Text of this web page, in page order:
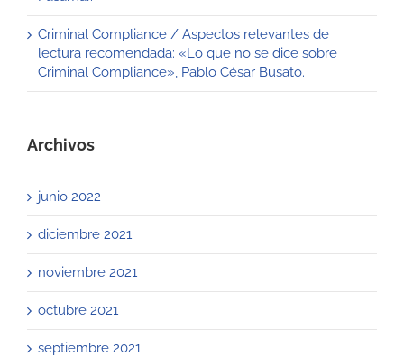
Criminal Compliance / Aspectos relevantes de
lectura recomendada: «Lo que no se dice sobre
Criminal Compliance», Pablo César Busato.
Archivos
junio 2022
diciembre 2021
noviembre 2021
octubre 2021
septiembre 2021